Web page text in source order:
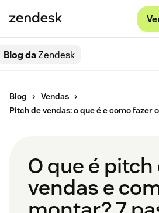
Blog daZendesk
Blog
Vendas
Pitch de vendas: o que é e como fazer
O que é pitch
vendas e